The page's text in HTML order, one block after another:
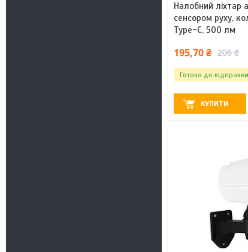
Налобний ліхтар
сенсором руху,
Type-C, 500 лм
195,70 ₴ 206 ₴
Готово до відправки
КУПИТИ